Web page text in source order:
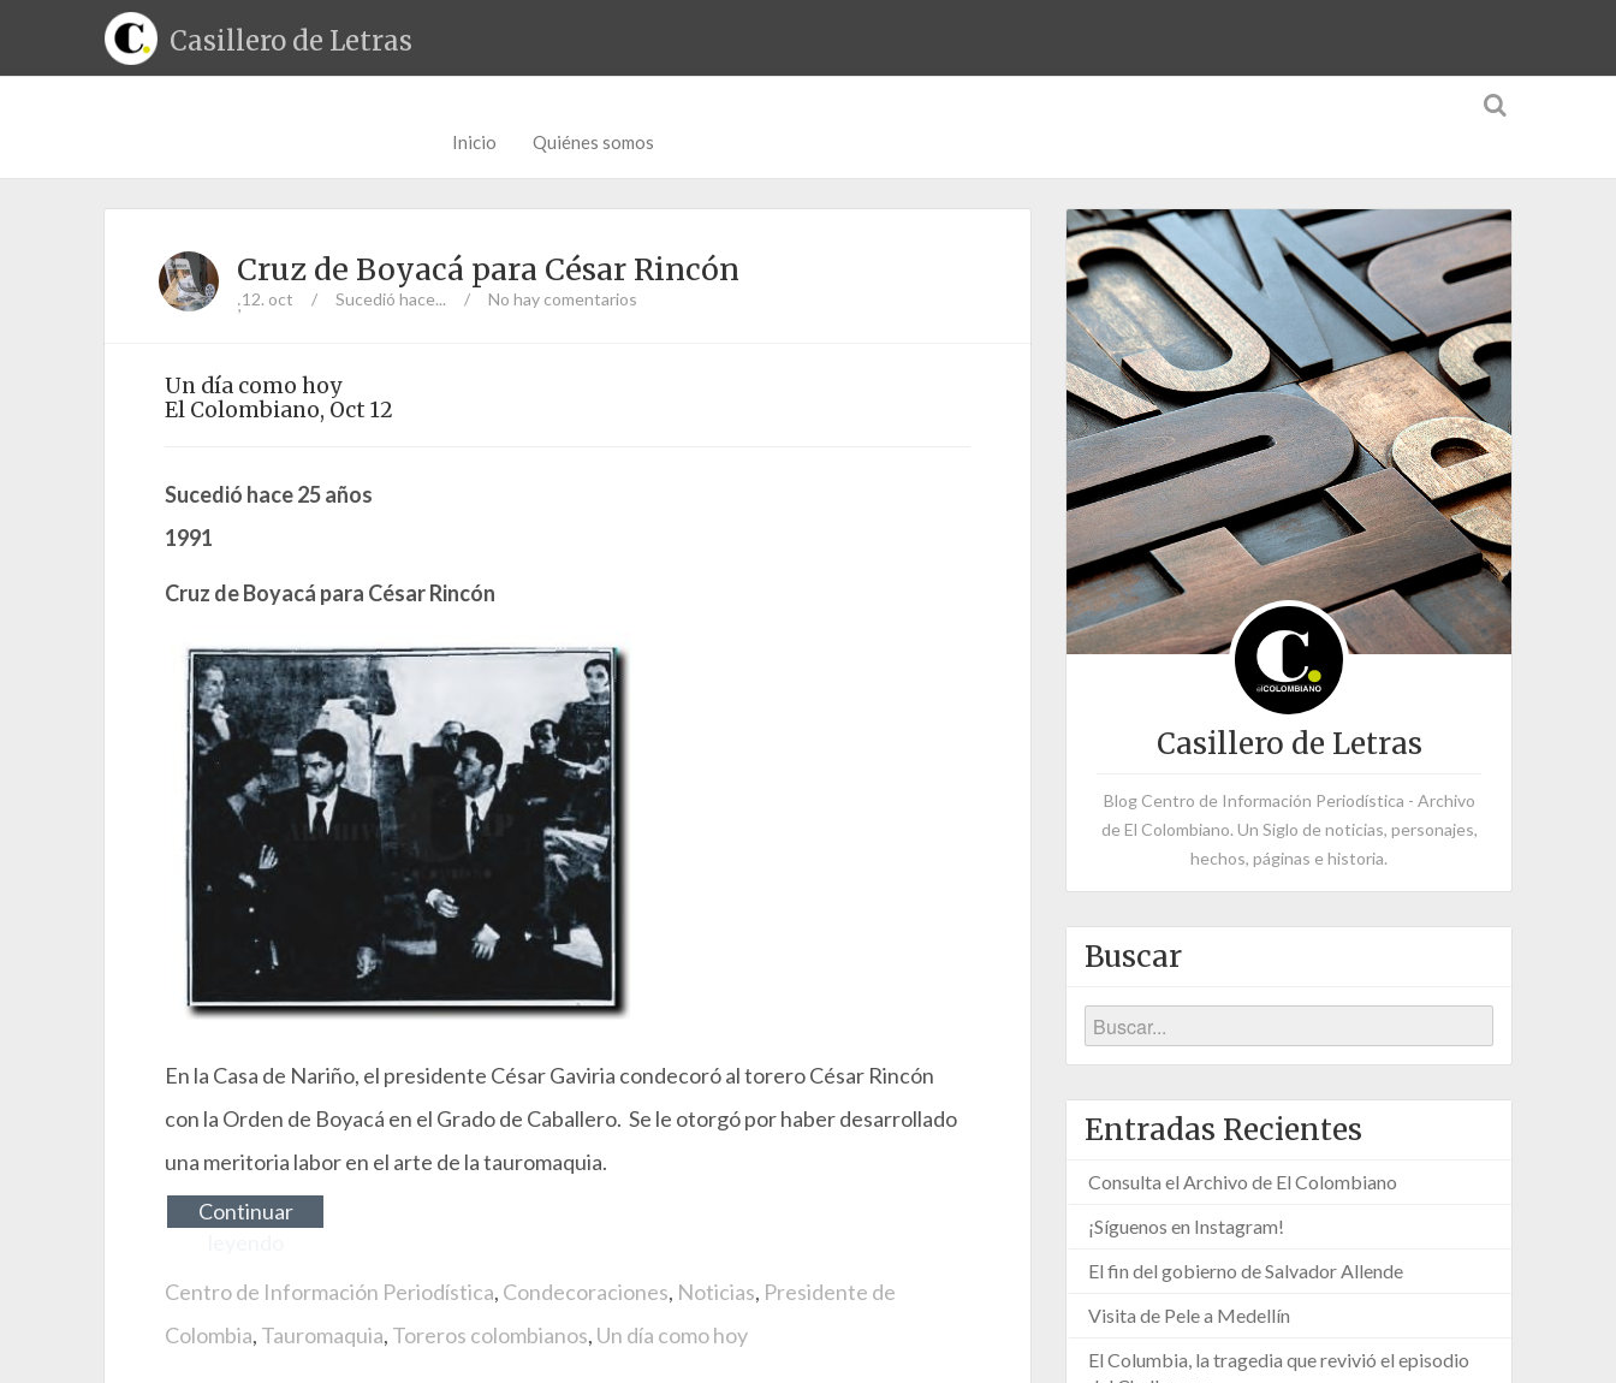
Casillero de Letras
Inicio Quiénes somos
Cruz de Boyacá para César Rincón
;12. oct / Sucedió hace... / No hay comentarios
Un día como hoy
El Colombiano, Oct 12
Sucedió hace 25 años
1991
Cruz de Boyacá para César Rincón
En la Casa de Nariño, el presidente César Gaviria condecoró al torero César Rincón
con la Orden de Boyacá en el Grado de Caballero. Se le otorgó por haber desarrollado
una meritoria labor en el arte de la tauromaquia.
Continuar
Centro de Información Periodística, Condecoraciones, Noticias, Presidente de
Colombia, Tauromaquia, Toreros colombianos, Un día como hoy
Casillero de Letras
Blog Centro de Información Periodística - Archivo
de El Colombiano. Un Siglo de noticias, personajes,
hechos, páginas e historia.
Buscar
Entradas Recientes
Consulta el Archivo de El Colombiano
¡Síguenos en Instagram!
El fin del gobierno de Salvador Allende
Visita de Pele a Medellín
El Columbia, la tragedia que revivió el episodio